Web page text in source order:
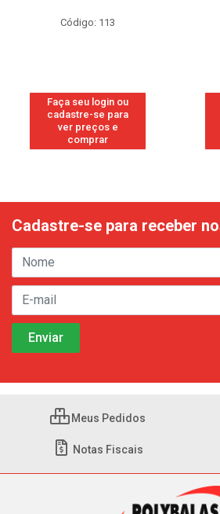
Código: 113
Faça seu login ou
cadastre-se para
ver preços e
comprar
Cadastre-se para receber
Meus Pedidos
Notas Fiscais